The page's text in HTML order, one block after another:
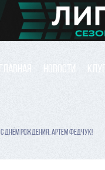
ГЛАВНАЯ НОВОСТИ КЛУБ
С ДНЁМ РОЖДЕНИЯ, АРТЁМ ФЕДЧУК!